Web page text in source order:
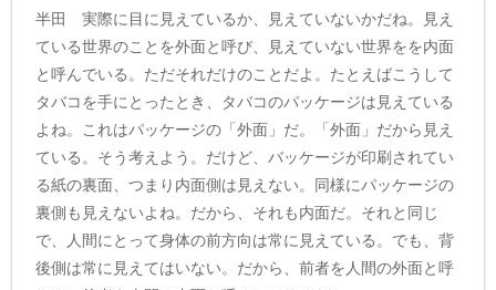
半田 実際に目に見えているか、見えていないかだね。見え
ている世界のことを外面と呼び、見えていない世界をを内面
と呼んでいる。ただそれだけのことだよ。たとえばこうして
タバコを手にとったとき、タバコのパッケージは見えている
よね。これはパッケージの「外面」だ。「外面」だから見え
ている。そう考えよう。だけど、バッケージが印刷されてい
る紙の裏面、つまり内面側は見えない。同様にパッケージの
裏側も見えないよね。だから、それも内面だ。それと同じ
で、人間にとって身体の前方向は常に見えている。でも、背
後側は常に見えてはいない。だから、前者を人間の外面と呼